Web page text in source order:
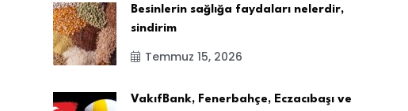
Besinlerin sağlığa faydaları nelerdir,
sindirim
Temmuz 15, 2026
VakıfBank, Fenerbahçe, Eczacıbaşı ve